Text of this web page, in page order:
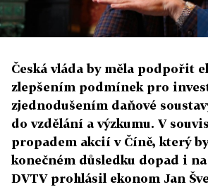
Česká vláda by měla podpořit
zlepšením podmínek pro
zjednodušením daňové
do vzdělání a výzkumu. V
propadem akcií v Číně, který
konečném důsledku dopad i
DVTV prohlásil ekonom Jan